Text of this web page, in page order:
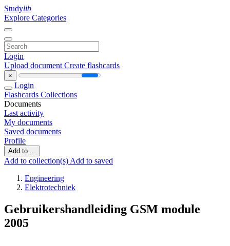
Studylib
Explore Categories
Login
Upload document Create flashcards
×
Login
Flashcards Collections
Documents
Last activity
My documents
Saved documents
Profile
Add to ...
Add to collection(s) Add to saved
Engineering
Elektrotechniek
Gebruikershandleiding GSM module
2005